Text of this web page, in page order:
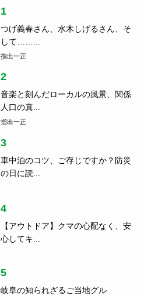
1
つげ義春さん、水木しげるさん、そ
して……...
指出一正
2
音楽と刻んだローカルの風景、関係
人口の真...
指出一正
3
車中泊のコツ、ご存じですか？防災
の日に読...
4
【アウトドア】クマの心配なく、安
心してキ...
5
岐阜の知られざるご当地グル